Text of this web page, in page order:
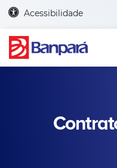
Acessibilidade